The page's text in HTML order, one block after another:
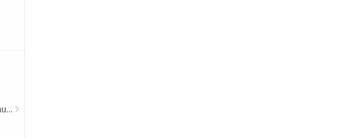
Arabia Saudyjska